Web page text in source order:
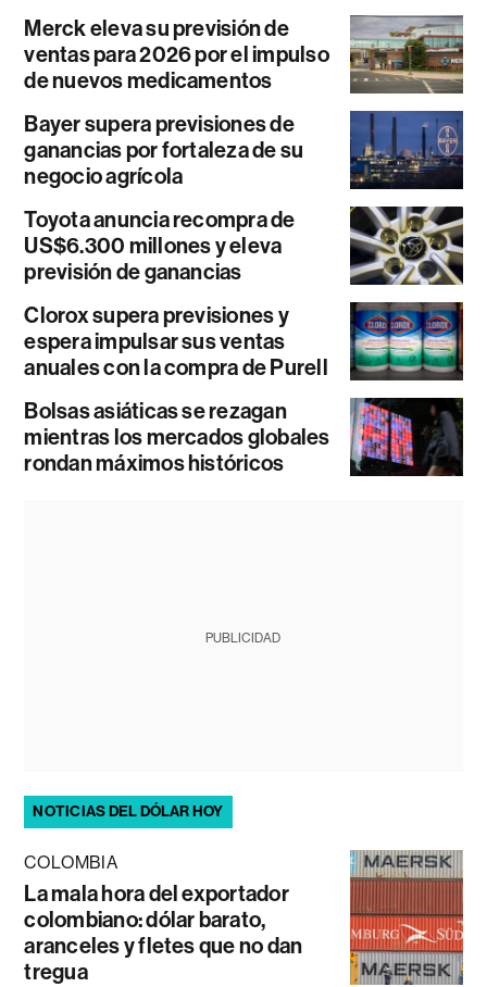
Merck eleva su previsión de
ventas para 2026 por el impulso
de nuevos medicamentos
Bayer supera previsiones de
ganancias por fortaleza de su
negocio agrícola
Toyota anuncia recompra de
US$6.300 millones y eleva
previsión de ganancias
Clorox supera previsiones y
espera impulsar sus ventas
anuales con la compra de Purell
Bolsas asiáticas se rezagan
mientras los mercados globales
rondan máximos históricos
PUBLICIDAD
NOTICIAS DEL DÓLAR HOY
COLOMBIA
La mala hora del exportador
colombiano: dólar barato,
aranceles y fletes que no dan
tregua